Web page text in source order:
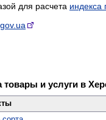
для расчета индекса
и услуги в